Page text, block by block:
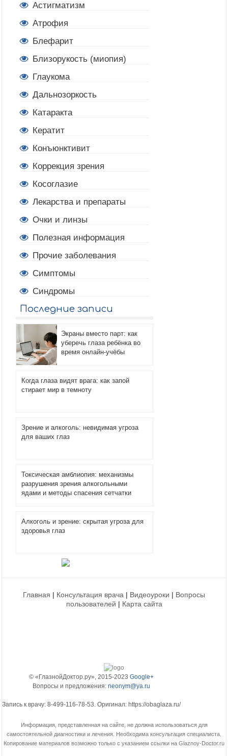
Астигматизм
Атрофия
Блефарит
Близорукость (миопия)
Глаукома
Дальнозоркость
Катаракта
Кератит
Конъюнктивит
Коррекция зрения
Косоглазие
Лекарства и препараты
Очки и линзы
Полезная информация
Прочие заболевания
Симптомы
Синдромы
Последние записи
Экраны вместо парт: как
уберечь глаза ребёнка во
время онлайн-учёбы
Когда глаза видят врага: как запой
стирает мир в темноту
Зрение и алкоголь: невидимая угроза
для ваших глаз
Токсическая амблиопия: механизмы
разрушения зрения алкогольными
ядами и методы спасения сетчатки
Алкоголь и зрение: скрытая угроза для
здоровья глаз
Главная | Консультация врача | Видеоуроки | Вопросы
пользователей | Карта сайта
© «ГлазнойДоктор.ру», 2015-2023Google+
Вопросы и предложения:neonym@ya.ru
Зaпиcь к вpaчy: 8-499-116-78-53. Оригинал: https://obaglaza.ru/
Информация, представленная на сайте, не должна использоваться для
самостоятельной диагностики и лечения. Необходима консультация специалиста.
Копирование материалов возможно только с указанием ссылки на Glaznoy-Doctor.ru